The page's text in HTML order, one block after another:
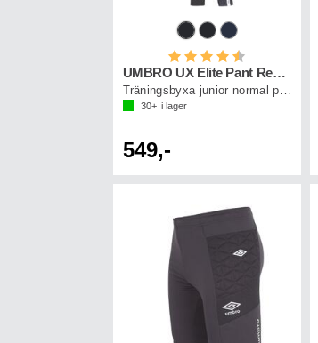
Betyg:
UMBRO UX Elite Pant Reg Jr
Träningsbyxa junior normal passform
30+ i lager
549,-